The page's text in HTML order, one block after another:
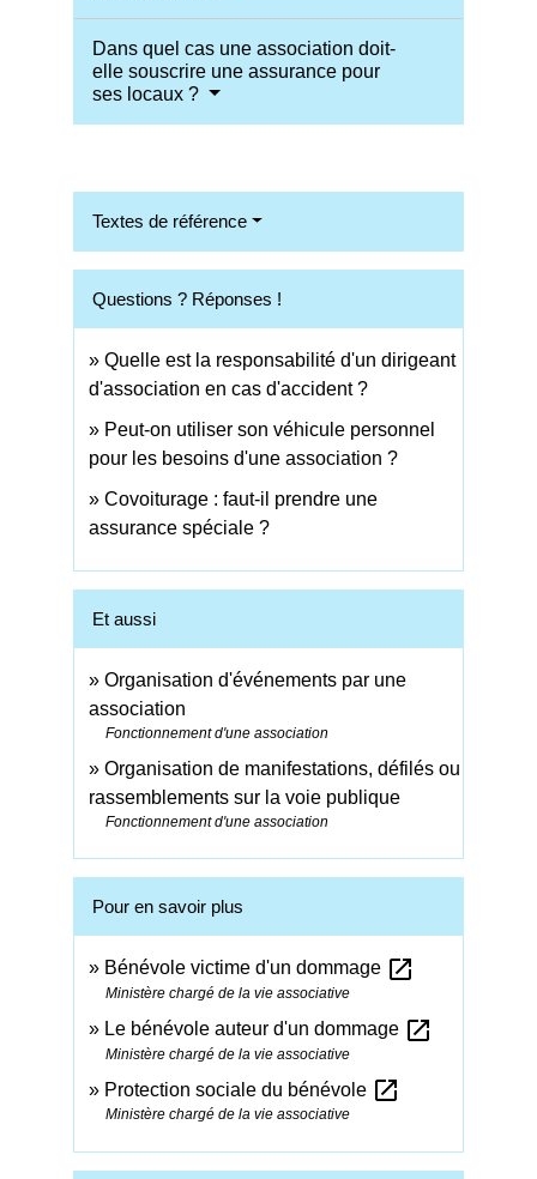
Dans quel cas une association doit-
elle souscrire une assurance pour
ses locaux ?
Textes de référence
Questions ? Réponses !
Quelle est la responsabilité d'un dirigeant
d'association en cas d'accident ?
Peut-on utiliser son véhicule personnel
pour les besoins d'une association ?
Covoiturage : faut-il prendre une
assurance spéciale ?
Et aussi
Organisation d'événements par une
association
Fonctionnement d'une association
Organisation de manifestations, défilés ou
rassemblements sur la voie publique
Fonctionnement d'une association
Pour en savoir plus
Bénévole victime d'un dommage open_in_new
Ministère chargé de la vie associative
Le bénévole auteur d'un dommage open_in_new
Ministère chargé de la vie associative
Protection sociale du bénévole open_in_new
Ministère chargé de la vie associative